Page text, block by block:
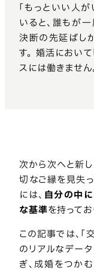
「もっといい人
いると、誰もが
決断の先延ばし
す。 婚活におい
スには働きません
次から次へと新
切なご縁を見失
には、 自分の中
な基準を持って
この記事では、「
のリアルなデー
ぎ、成婚をつか